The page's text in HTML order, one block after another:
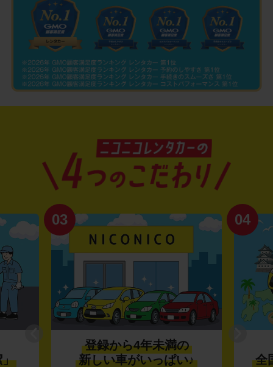
」
03
登録から4年未満の
新しい車がいっぱい♪
04
全